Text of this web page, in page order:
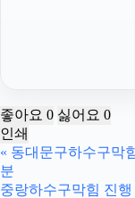
좋아요 0 싫어요 0
인쇄
« 동대문구하수구막
분
중랑하수구막힘 진행